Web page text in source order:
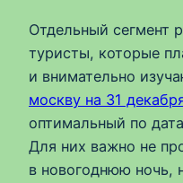
Отдельный сегмент
туристы, которые
и внимательно
москву на 31
оптимальный по
Для них важно не
в новогоднюю ночь,